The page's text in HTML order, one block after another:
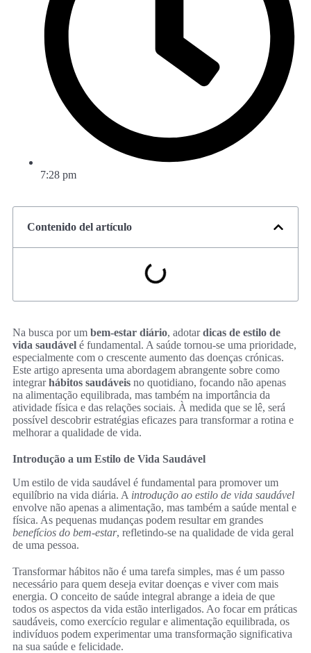
7:28 pm
Contenido del artículo
Na busca por um bem-estar diário, adotardicas de estilo de
vida saudável é fundamental. A saúde tornou-se uma prioridade,
especialmente com o crescente aumento das doenças crónicas.
Este artigo apresenta uma abordagem abrangente sobre como
integrarhábitos saudáveis no quotidiano, focando não apenas
na alimentação equilibrada, mas também na importância da
atividade física e das relações sociais. À medida que se lê, será
possível descobrir estratégias eficazes para transformar a rotina e
melhorar a qualidade de vida.
Introdução a um Estilo de Vida Saudável
Um estilo de vida saudável é fundamental para promover um
equilíbrio na vida diária. A introdução ao estilo de vida saudável
envolve não apenas a alimentação, mas também a saúde mental e
física. As pequenas mudanças podem resultar em grandes
benefícios do bem-estar, refletindo-se na qualidade de vida geral
de uma pessoa.
Transformar hábitos não é uma tarefa simples, mas é um passo
necessário para quem deseja evitar doenças e viver com mais
energia. O conceito de saúde integral abrange a ideia de que
todos os aspectos da vida estão interligados. Ao focar em práticas
saudáveis, como exercício regular e alimentação equilibrada, os
indivíduos podem experimentar uma transformação significativa
na sua saúde e felicidade.